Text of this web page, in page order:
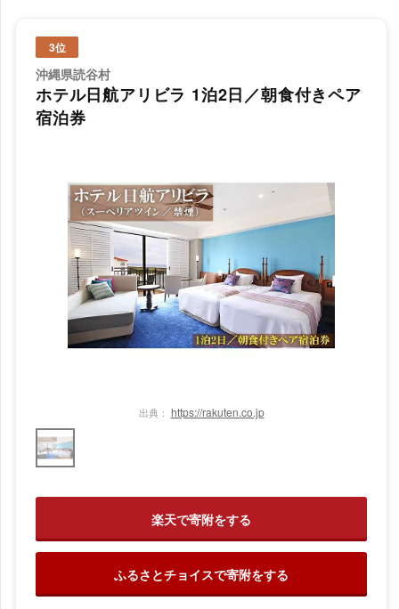
3位
出典： https://rakuten.co.jp
沖縄県読谷村
ホテル日航アリビラ 1泊2日／朝食付きペア
宿泊券
楽天で寄附をする
ふるさとチョイスで寄附をする